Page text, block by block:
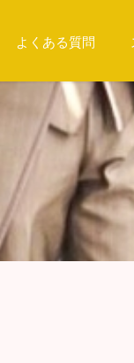
よくある質問